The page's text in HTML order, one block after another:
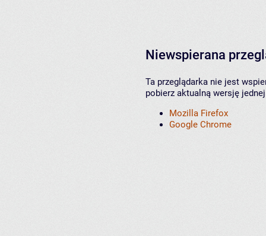
Niewspierana
Ta przeglądarka nie jest
pobierz aktualną wersję
Mozilla Firefox
Google Chrome